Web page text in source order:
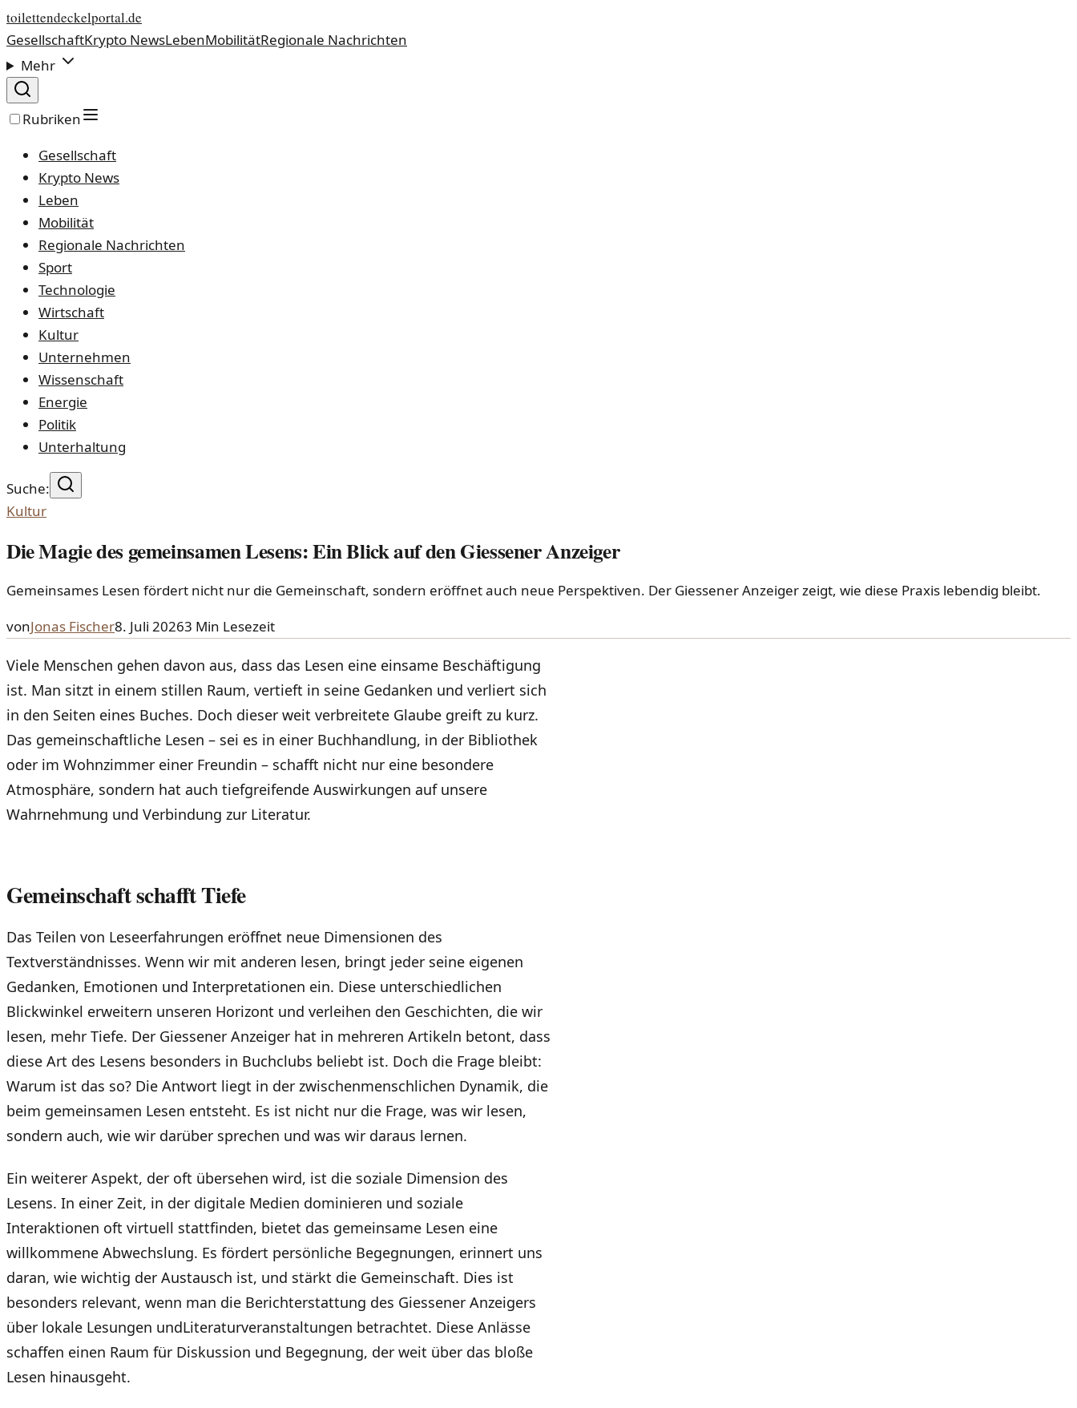
toilettendeckelportal.de
GesellschaftKrypto NewsLebenMobilitätRegionale Nachrichten
Mehr
Rubriken
Gesellschaft
Krypto News
Leben
Mobilität
Regionale Nachrichten
Sport
Technologie
Wirtschaft
Kultur
Unternehmen
Wissenschaft
Energie
Politik
Unterhaltung
Suche:
Kultur
Die Magie des gemeinsamen Lesens: Ein Blick auf den Giessener Anzeiger
Gemeinsames Lesen fördert nicht nur die Gemeinschaft, sondern eröffnet auch neue Perspektiven. Der Giessener Anzeiger zeigt, wie diese Praxis lebendig bleibt.
vonJonas Fischer8. Juli 20263 Min Lesezeit
Viele Menschen gehen davon aus, dass das Lesen eine einsame Beschäftigung
ist. Man sitzt in einem stillen Raum, vertieft in seine Gedanken und verliert sich
in den Seiten eines Buches. Doch dieser weit verbreitete Glaube greift zu kurz.
Das gemeinschaftliche Lesen – sei es in einer Buchhandlung, in der Bibliothek
oder im Wohnzimmer einer Freundin – schafft nicht nur eine besondere
Atmosphäre, sondern hat auch tiefgreifende Auswirkungen auf unsere
Wahrnehmung und Verbindung zur Literatur.
Gemeinschaft schafft Tiefe
Das Teilen von Leseerfahrungen eröffnet neue Dimensionen des
Textverständnisses. Wenn wir mit anderen lesen, bringt jeder seine eigenen
Gedanken, Emotionen und Interpretationen ein. Diese unterschiedlichen
Blickwinkel erweitern unseren Horizont und verleihen den Geschichten, die wir
lesen, mehr Tiefe. Der Giessener Anzeiger hat in mehreren Artikeln betont, dass
diese Art des Lesens besonders in Buchclubs beliebt ist. Doch die Frage bleibt:
Warum ist das so? Die Antwort liegt in der zwischenmenschlichen Dynamik, die
beim gemeinsamen Lesen entsteht. Es ist nicht nur die Frage, was wir lesen,
sondern auch, wie wir darüber sprechen und was wir daraus lernen.
Ein weiterer Aspekt, der oft übersehen wird, ist die soziale Dimension des
Lesens. In einer Zeit, in der digitale Medien dominieren und soziale
Interaktionen oft virtuell stattfinden, bietet das gemeinsame Lesen eine
willkommene Abwechslung. Es fördert persönliche Begegnungen, erinnert uns
daran, wie wichtig der Austausch ist, und stärkt die Gemeinschaft. Dies ist
besonders relevant, wenn man die Berichterstattung des Giessener Anzeigers
über lokale Lesungen undLiteraturveranstaltungen betrachtet. Diese Anlässe
schaffen einen Raum für Diskussion und Begegnung, der weit über das bloße
Lesen hinausgeht.